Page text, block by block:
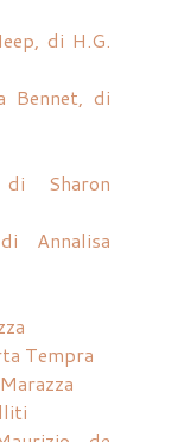
di H.G.
Bennet, di
di Sharon
Annalisa
Tempra